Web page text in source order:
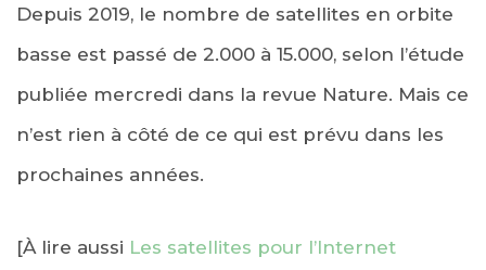
Depuis 2019, le nombre de satellites en orbite
basse est passé de 2.000 à 15.000, selon l’étude
publiée mercredi dans la revue Nature. Mais ce
n’est rien à côté de ce qui est prévu dans les
prochaines années.
[À lire aussi Les satellites pour l’Internet